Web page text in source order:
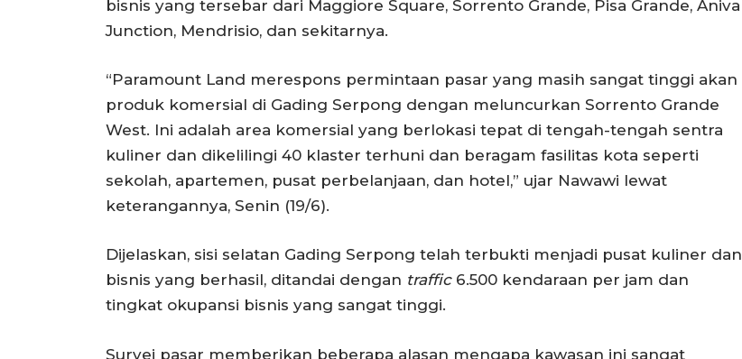
bisnis yang tersebar dari Maggiore Square, Sorrento Grande, Pisa Grande, Aniva
Junction, Mendrisio, dan sekitarnya.
“Paramount Land merespons permintaan pasar yang masih sangat tinggi akan
produk komersial di Gading Serpong dengan meluncurkan Sorrento Grande
West. Ini adalah area komersial yang berlokasi tepat di tengah-tengah sentra
kuliner dan dikelilingi 40 klaster terhuni dan beragam fasilitas kota seperti
sekolah, apartemen, pusat perbelanjaan, dan hotel,” ujar Nawawi lewat
keterangannya, Senin (19/6).
Dijelaskan, sisi selatan Gading Serpong telah terbukti menjadi pusat kuliner dan
bisnis yang berhasil, ditandai dengan traffic6.500 kendaraan per jam dan
tingkat okupansi bisnis yang sangat tinggi.
Survei pasar memberikan beberapa alasan mengapa kawasan ini sangat